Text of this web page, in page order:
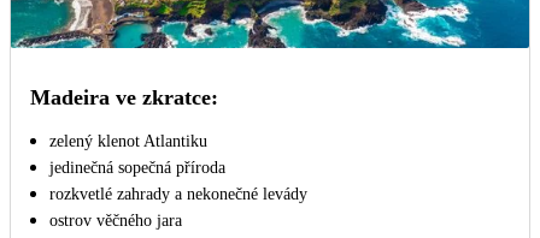
Madeira ve zkratce:
zelený klenot Atlantiku
jedinečná sopečná příroda
rozkvetlé zahrady a nekonečné levády
ostrov věčného jara